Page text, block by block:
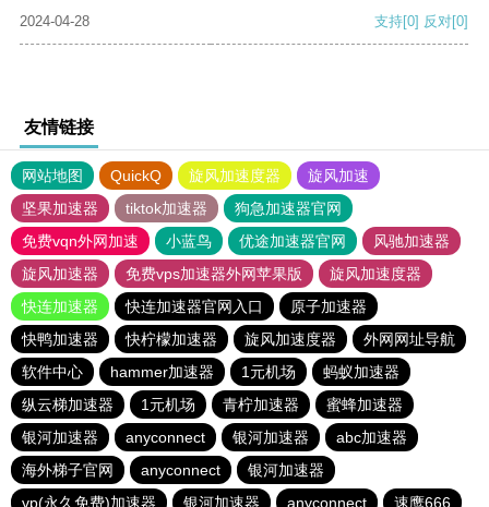
2024-04-28
支持[0] 反对[0]
友情链接
网站地图 QuickQ 旋风加速度器
旋风加速
坚果加速器
tiktok加速器
狗急加速器官网
免费vqn外网加速
小蓝鸟 优途加速器官网
风驰加速器
旋风加速器
免费vps加速器外网苹果版
旋风加速度器
快连加速器
快连加速器官网入口
原子加速器
快鸭加速器
快柠檬加速器 旋风加速度器
外网网址导航
软件中心
hammer加速器 1元机场
蚂蚁加速器
纵云梯加速器
1元机场 青柠加速器
蜜蜂加速器
银河加速器
anyconnect 银河加速器
abc加速器
海外梯子官网
anyconnect
银河加速器
vp(永久免费)加速器
银河加速器 anyconnect 速鹰666